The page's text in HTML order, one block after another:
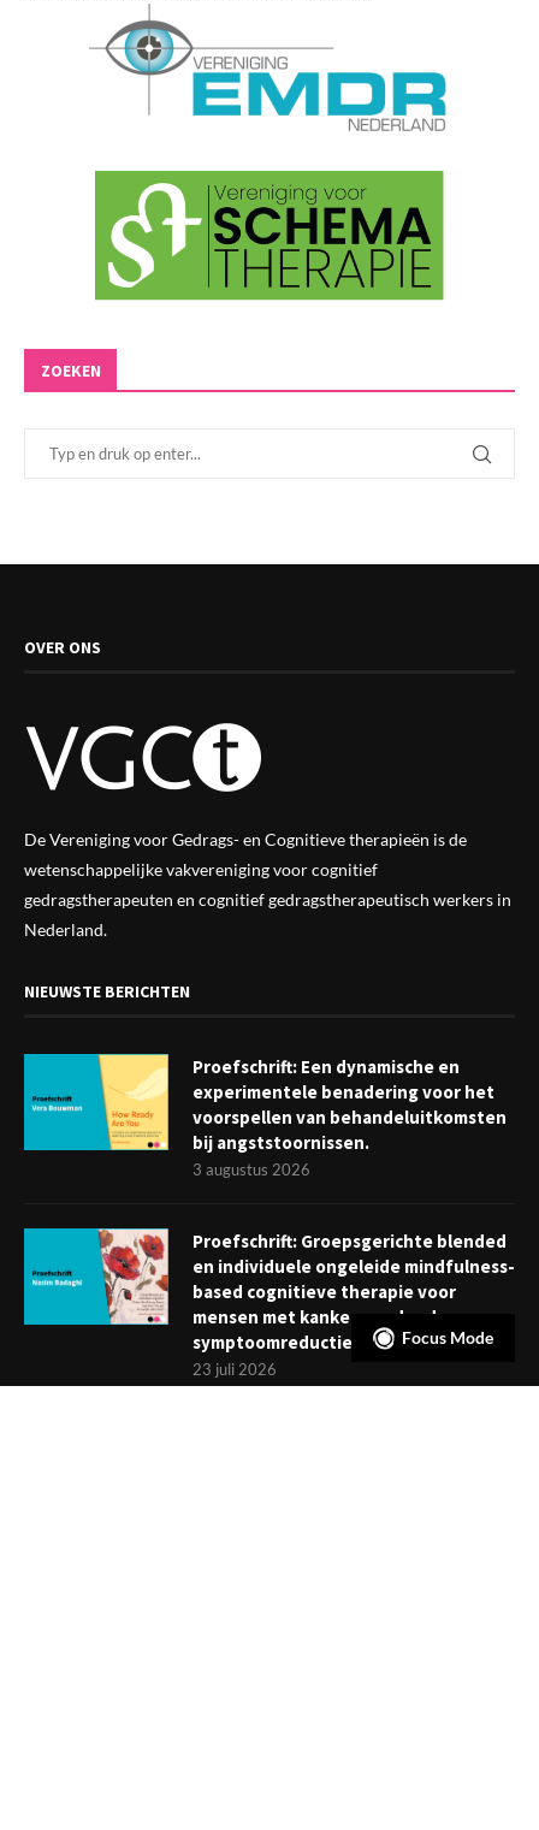
ZOEKEN
OVER ONS
De Vereniging voor Gedrags- en Cognitieve therapieën is de
wetenschappelijke vakverenigingvoor cognitief
gedragstherapeuten en cognitief gedragstherapeutisch werkers in
Nederland.
NIEUWSTE BERICHTEN
Proefschrift: Een dynamische en
experimentele benadering voor het
voorspellen van behandeluitkomsten
bij angststoornissen.
3 augustus 2026
Proefschrift: Groepsgerichte blended
en individuele ongeleide mindfulness-
based cognitieve therapie voor
mensen met kanker: verder dan
symptoomreductie
23 juli 2026
Focus Mode